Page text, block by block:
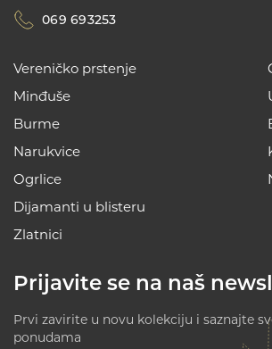
069 693253
Vereničko prstenje
Minđuše
Burme
Narukvice
Ogrlice
Dijamanti u blisteru
Zlatnici
Prijavite se na naš
Prvi zavirite u novu kolekciju i saznajte
ponudama